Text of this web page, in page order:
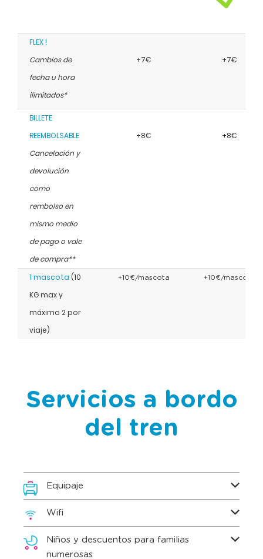
FLEX !
Cambios de
fecha u hora
ilimitados*
+7€ +7€
BILLETE
REEMBOLSABLE
Cancelación y
devolución
como
rembolso en
mismo medio
de pago o vale
de compra**
+8€ +8€
1 mascota (10
KG max y
máximo 2 por
viaje)
+10€/mascota +10€/mascota
Servicios a bordo
del tren
Equipaje
Wifi
Niños y descuentos para familias
numerosas